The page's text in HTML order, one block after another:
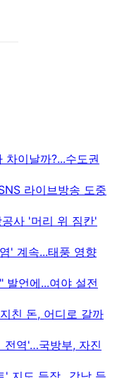
이날까?...수도권
라이브방송 도중
사 '머리 위 짐칸'
' 계속...태풍 영향
발언에...여야 설전
친 돈, 어디로 갈까
전역'…국방부, 자진